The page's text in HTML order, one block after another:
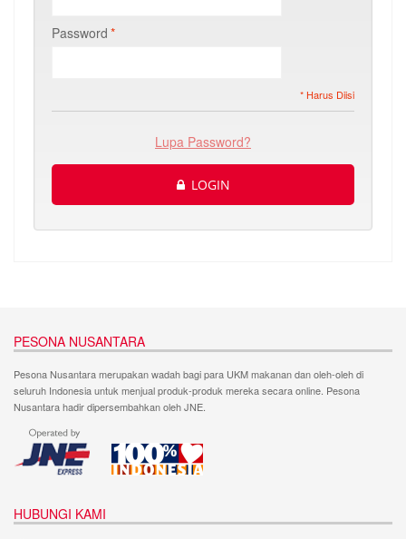
*
Password
* Harus Diisi
Lupa Password?
LOGIN
PESONA NUSANTARA
Pesona Nusantara merupakan wadah bagi para UKM makanan dan oleh-oleh di
seluruh Indonesia untuk menjual produk-produk mereka secara online. Pesona
Nusantara hadir dipersembahkan oleh JNE.
HUBUNGI KAMI